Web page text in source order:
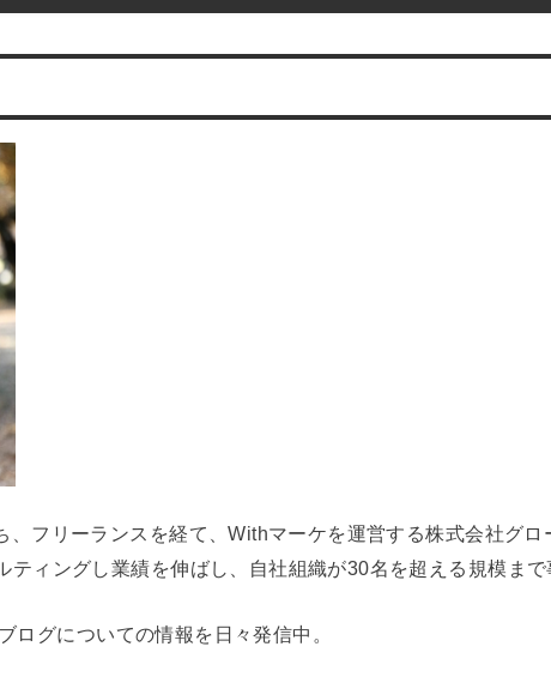
フリーランスを経て、Withマーケを運営する株式会社グロ
ィングし業績を伸ばし、自社組織が30名を超える規模まで
ログについての情報を日々発信中。